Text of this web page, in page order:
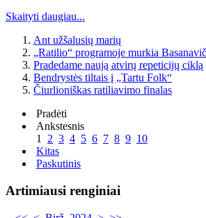
Skaityti daugiau...
Ant užšalusių marių
„Ratilio“ programoje murkia
Pradedame naują atvirų repeticijų ciklą
Bendrystės tiltais į „Tartu Folk“
Čiurlioniškas ratiliavimo finalas
Pradėti
Ankstesnis
1 2 3 4 5 6 7 8 9 10
Kitas
Paskutinis
Artimiausi renginiai